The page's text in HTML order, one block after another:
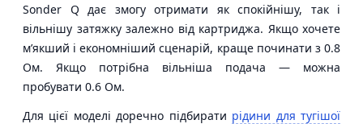
Sonder Q дає змогу отримати як спокійнішу, так і
вільнішу затяжку залежно від картриджа. Якщо хочете
м’якший і економніший сценарій, краще починати з 0.8
Ом. Якщо потрібна вільніша подача — можна
пробувати 0.6 Ом.
Для цієї моделі доречно підбирати рідини для тугішої